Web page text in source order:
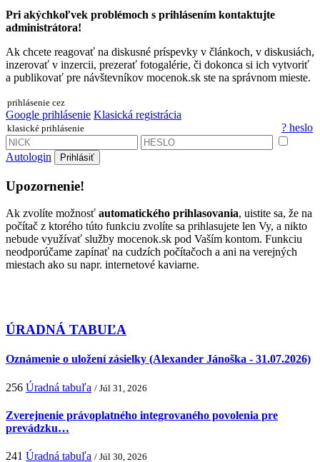
Pri akýchkoľvek problémoch s prihlásením kontaktujte
administrátora!
Ak chcete reagovať na diskusné príspevky v článkoch, v diskusiách,
inzerovať v inzercii, prezerať fotogalérie, či dokonca si ich vytvoriť
a publikovať pre návštevníkov mocenok.sk ste na správnom mieste.
prihlásenie cez
Google prihlásenie Klasická registrácia
klasické prihlásenie ? heslo
Autologin Prihlásiť
Upozornenie!
Ak zvolíte možnosť automatického prihlasovania, uistite sa, že na
počítač z ktorého túto funkciu zvolíte sa prihlasujete len Vy, a nikto
nebude využívať služby mocenok.sk pod Vaším kontom. Funkciu
neodporúčame zapínať na cudzích počítačoch a ani na verejných
miestach ako su napr. internetové kaviarne.
ÚRADNÁ TABUĽA
Oznámenie o uložení zásielky (Alexander Jánoška - 31.07.2026)
256 Úradná tabuľa / Júl 31, 2026
Zverejnenie právoplatného integrovaného povolenia pre
prevádzku…
241 Úradná tabuľa / Júl 30, 2026